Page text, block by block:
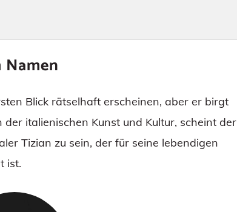
Blick rätselhaft erscheinen, aber er birgt
italienischen Kunst und Kultur, scheint der
Tizian zu sein, der für seine lebendigen
ist.